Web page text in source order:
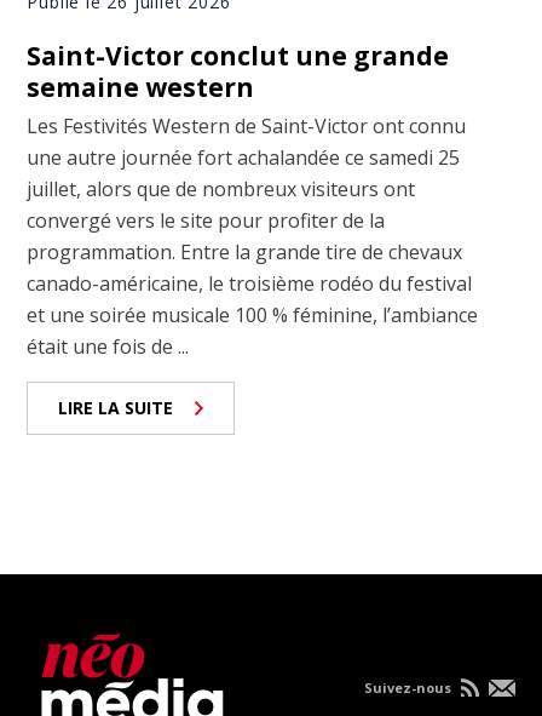
Saint-Victor conclut une grande
semaine western
Les Festivités Western de Saint-Victor ont connu
une autre journée fort achalandée ce samedi 25
juillet, alors que de nombreux visiteurs ont
convergé vers le site pour profiter de la
programmation. Entre la grande tire de chevaux
canado-américaine, le troisième rodéo du festival
et une soirée musicale 100 % féminine, l’ambiance
était une fois de ...
LIRE LA SUITE
Suivez-nous